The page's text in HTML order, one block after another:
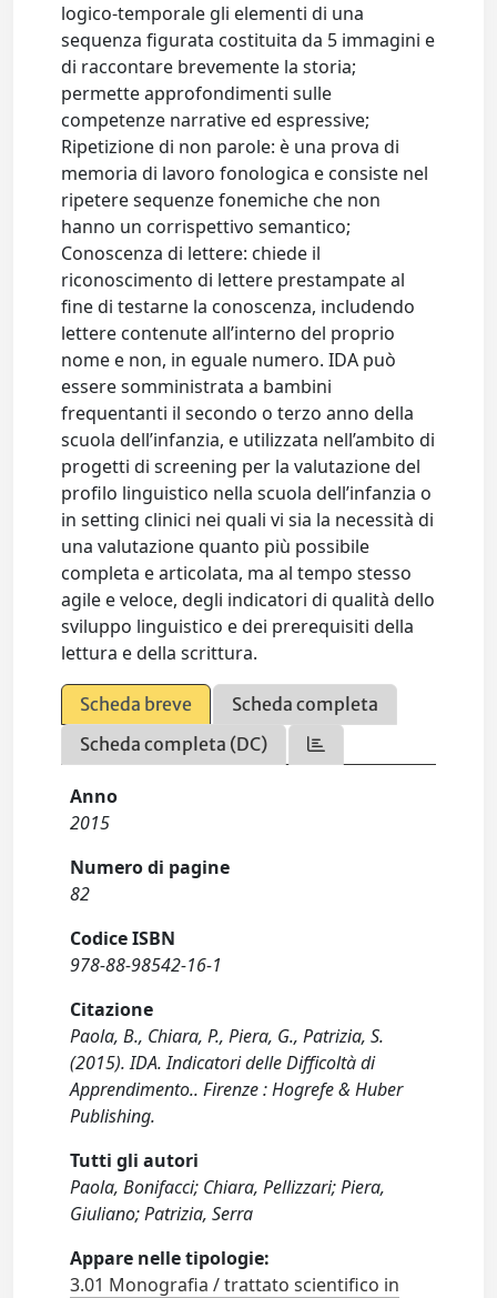
logico-temporale gli elementi di una
sequenza figurata costituita da 5 immagini e
di raccontare brevemente la storia;
permette approfondimenti sulle
competenze narrative ed espressive;
Ripetizione di non parole: è una prova di
memoria di lavoro fonologica e consiste nel
ripetere sequenze fonemiche che non
hanno un corrispettivo semantico;
Conoscenza di lettere: chiede il
riconoscimento di lettere prestampate al
fine di testarne la conoscenza, includendo
lettere contenute all’interno del proprio
nome e non, in eguale numero. IDA può
essere somministrata a bambini
frequentanti il secondo o terzo anno della
scuola dell’infanzia, e utilizzata nell’ambito di
progetti di screening per la valutazione del
profilo linguistico nella scuola dell’infanzia o
in setting clinici nei quali vi sia la necessità di
una valutazione quanto più possibile
completa e articolata, ma al tempo stesso
agile e veloce, degli indicatori di qualità dello
sviluppo linguistico e dei prerequisiti della
lettura e della scrittura.
Scheda breve
Scheda completa
Scheda completa (DC)
Anno
2015
Numero di pagine
82
Codice ISBN
978-88-98542-16-1
Citazione
Paola, B., Chiara, P., Piera, G., Patrizia, S.
(2015). IDA. Indicatori delle Difficoltà di
Apprendimento.. Firenze : Hogrefe & Huber
Publishing.
Tutti gli autori
Paola, Bonifacci; Chiara, Pellizzari; Piera,
Giuliano; Patrizia, Serra
Appare nelle tipologie:
3.01 Monografia / trattato scientifico in